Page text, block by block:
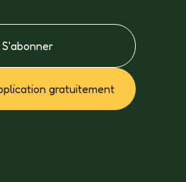
S'abonner
gratuitement